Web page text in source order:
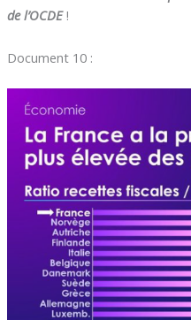
de l’OCDE!
Document 10 :